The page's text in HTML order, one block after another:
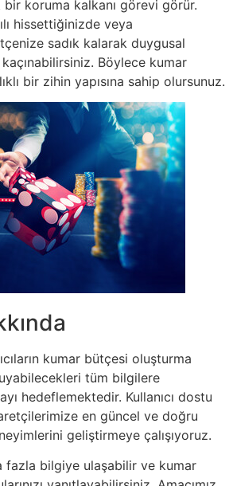
koruma kalkanı görevi görür.
hissettiğinizde veya
sadık kalarak duygusal
Böylece kumar
bir zihin yapısına sahip olursunuz.
kumar bütçesi oluşturma
tüm bilgilere
hedeflemektedir. Kullanıcı dostu
en güncel ve doğru
geliştirmeye çalışıyoruz.
fazla bilgiye ulaşabilir ve kumar